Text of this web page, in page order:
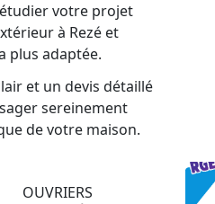
votre projet
à Rezé et
plus adaptée.
et un devis détaillé
sereinement
de votre maison.
OUVRIERS